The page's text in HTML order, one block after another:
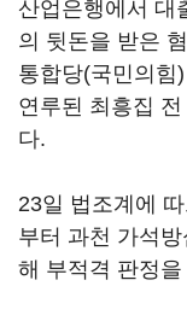
산업은행에서 대
의 뒷돈을 받은
통합당(국민의힘
연루된 최흥집
다.
23일 법조계에
부터 과천 가석
해 부적격 판정을